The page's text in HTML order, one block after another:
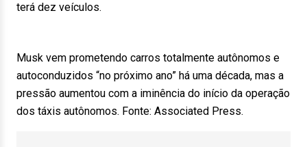
terá dez veículos.
Musk vem prometendo carros totalmente autônomos e
autoconduzidos “no próximo ano” há uma década, mas a
pressão aumentou com a iminência do início da operação
dos táxis autônomos. Fonte: Associated Press.